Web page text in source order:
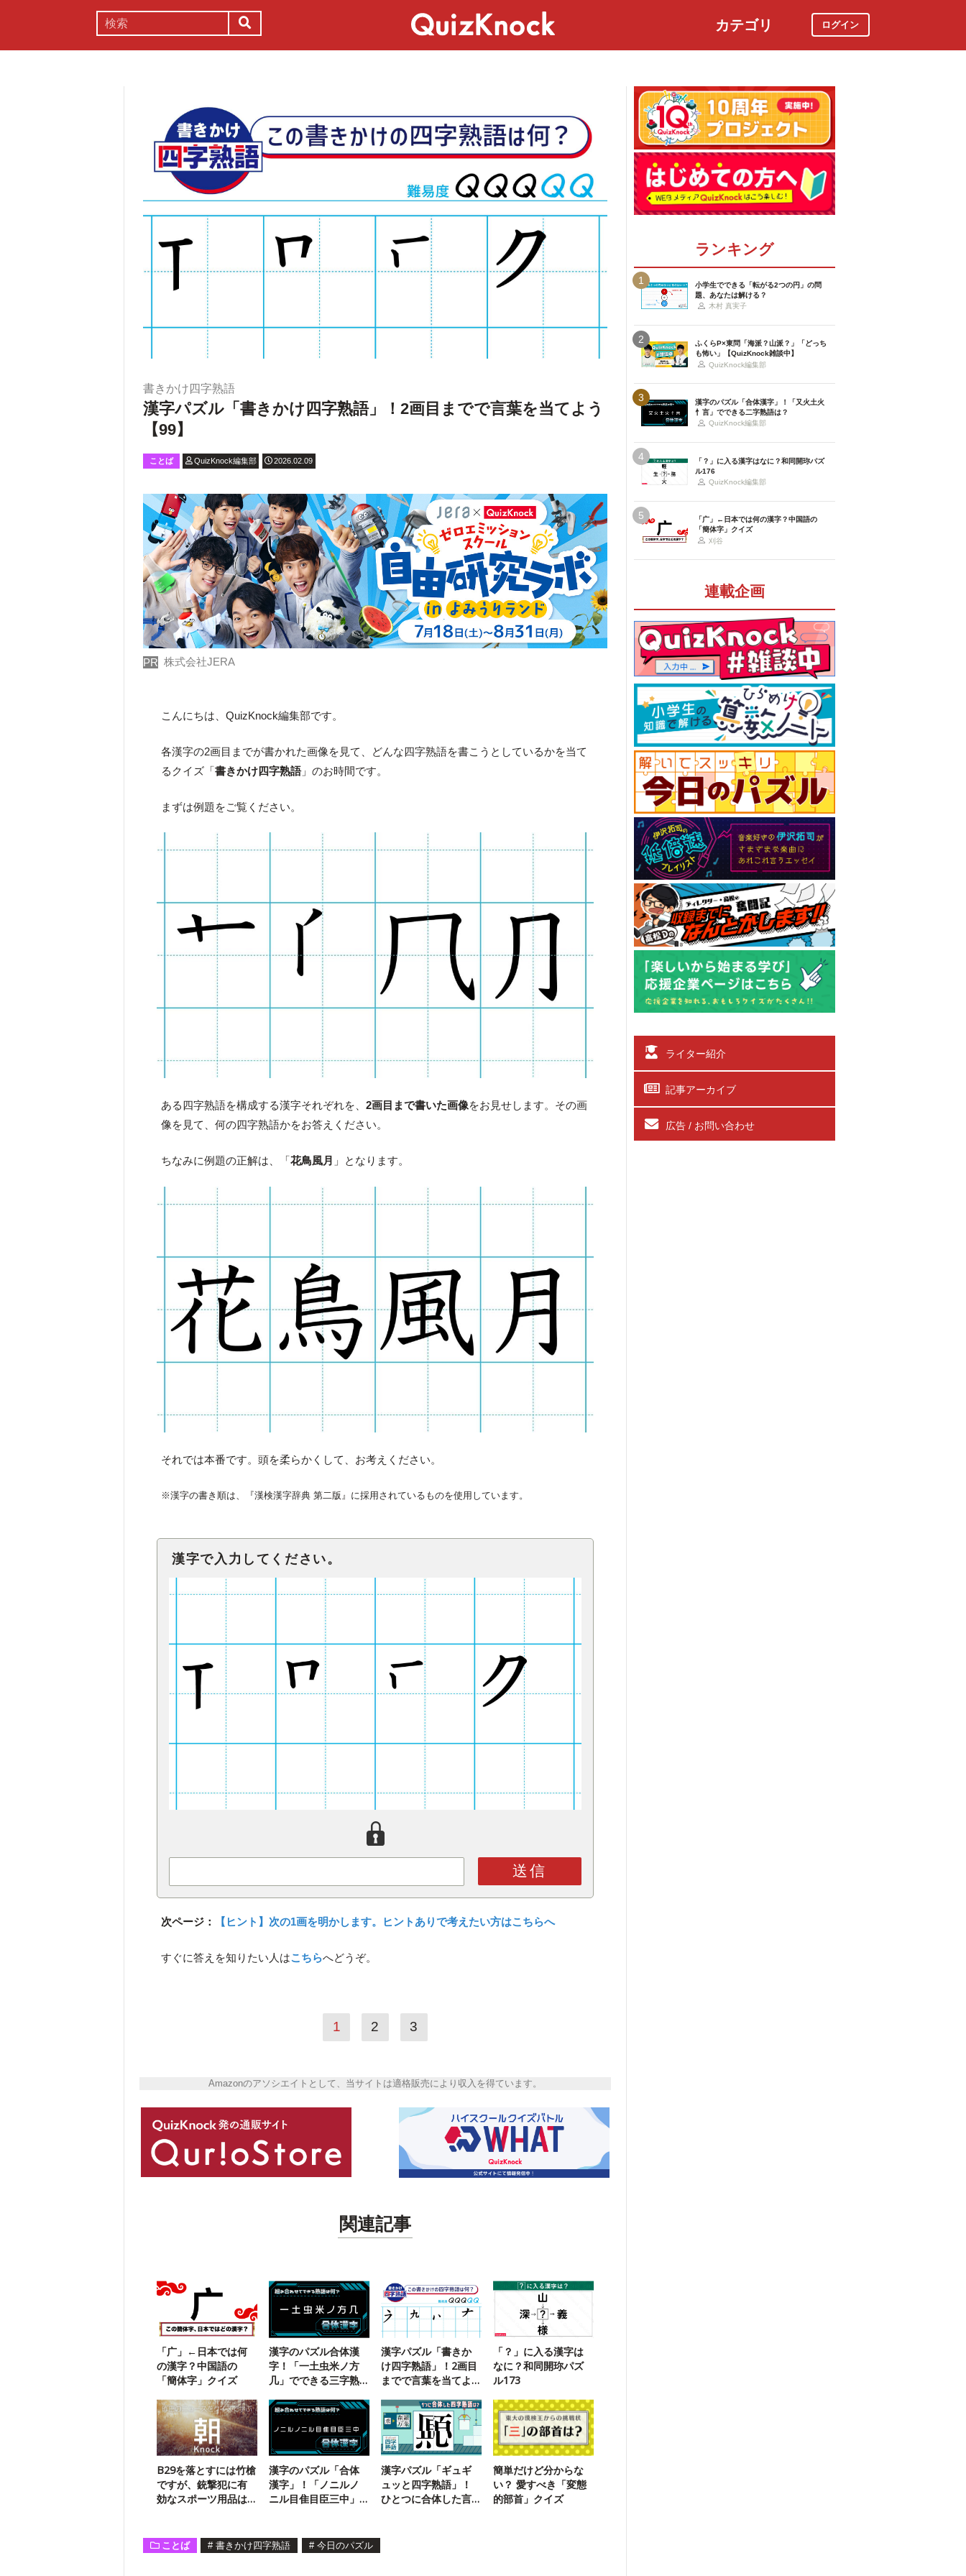
カテゴリ ログイン
書きかけ四字熟語
漢字パズル「書きかけ四字熟語」！2画目までで言葉を当てよう
【99】
ことば QuizKnock編集部 2026.02.09
PR 株式会社JERA
こんにちは、QuizKnock編集部です。
各漢字の2画目までが書かれた画像を見て、どんな四字熟語を書こうとしているかを当て
るクイズ「書きかけ四字熟語」のお時間です。
まずは例題をご覧ください。
ある四字熟語を構成する漢字それぞれを、2画目まで書いた画像をお見せします。その画
像を見て、何の四字熟語かをお答えください。
ちなみに例題の正解は、「花鳥風月 」となります。
それでは本番です。頭を柔らかくして、お考えください。
※漢字の書き順は、『漢検漢字辞典 第二版』に採用されているものを使用しています。
漢字で入力してください。
送信
次ページ： 【ヒント】次の1画を明かします。ヒントありで考えたい方はこちらへ
すぐに答えを知りたい人はこちらへどうぞ。
1 2 3
Amazonのアソシエイトとして、当サイトは適格販売により収入を得ています。
関連記事
「广」←日本では何
の漢字？中国語の
「簡体字」クイズ
漢字のパズル合体漢
字！「一土虫米ノ方
几」でできる三字熟
漢字パズル「書きか
け四字熟語」！2画目
までで言葉を当てよ
「？」に入る漢字は
なに？和同開珎パズ
ル173
B29を落とすには竹槍
ですが、銃撃犯に有
効なスポーツ用品は
漢字のパズル「合体
漢字」！「ノニルノ
ニル目隹目臣三中」
漢字パズル「ギュギ
ュッと四字熟語」！
ひとつに合体した言
簡単だけど分からな
い？ 愛すべき「変態
的部首」クイズ
ことば # 書きかけ四字熟語 # 今日のパズル
ランキング
1
小学生でできる「転がる2つの円」の問
題、あなたは解ける？
木村 真実子
2
ふくらP×東問「海派？山派？」「どっち
も怖い」【QuizKnock雑談中】
QuizKnock編集部
3
漢字のパズル「合体漢字」！「又火土火
忄言」でできる二字熟語は？
QuizKnock編集部
4
「？」に入る漢字はなに？和同開珎パズ
ル176
QuizKnock編集部
5
「广」←日本では何の漢字？中国語の
「簡体字」クイズ
刈谷
連載企画
ライター紹介
記事アーカイブ
広告 / お問い合わせ